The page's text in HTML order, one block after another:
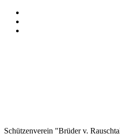
Skip
Content
Schützenverein "Brüder v.